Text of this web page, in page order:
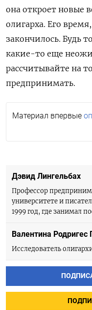
она откроет новые
олигарха. Его
закончилось. Будь
какие-то еще
рассчитывайте на
предпринимать.
Материал впервые
Дэвид Лингельбах
Профессор
университете и
1999 год, где занимал
Валентина Родригес
Исследователь